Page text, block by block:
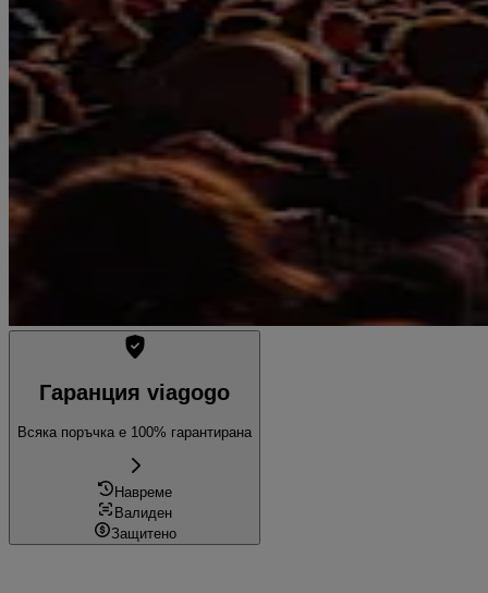
Гаранция viagogo
Всяка поръчка е 100% гарантирана
Навреме
Валиден
Защитено